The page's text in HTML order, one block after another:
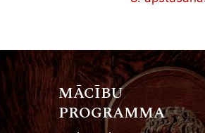
MĀCĪBU
PROGRAMMA